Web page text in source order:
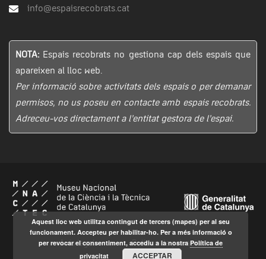
info@espaisrecobrats.cat
NOTA: Espais recobrats no gestiona cap dels espais que
apareixen al lloc web.
Per informació sobre activitats dels espais o per demanar
permisos, no us poseu en contacte amb espais recobrats.
Adreceu-vos directament a l’entitat gestora de l’espai.
Avís legal Política de privacitat
Aquest lloc web utilitza contingut de tercers (mapes) per al seu
funcionament. Accepteu per habilitar-ho. Per a més informació o
per revocar el consentiment, accediu a la nostraPolítica de
privacitat
ACCEPTAR